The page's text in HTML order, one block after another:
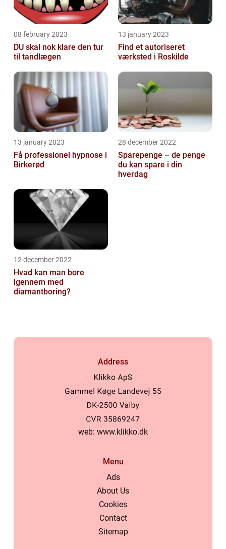
08 february 2023
DU skal nok klare den tur
til tandlægen
13 january 2023
Find et autoriseret
værksted i Roskilde
13 january 2023
Få professionel hypnose i
Birkerød
28 december 2022
Sparepenge – de penge
du kan spare i din
hverdag
12 december 2022
Hvad kan man bore
igennem med
diamantboring?
Address
web: www.klikko.dk
Menu
Ads
About Us
Cookies
Contact
Sitemap